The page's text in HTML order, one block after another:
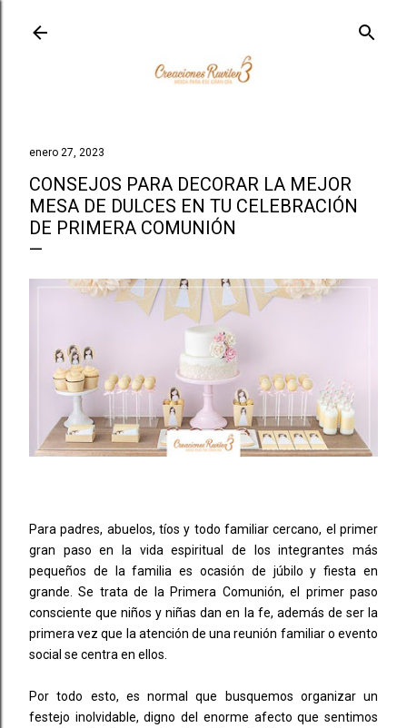
enero 27, 2023
CONSEJOS PARA DECORAR LA MEJOR
MESA DE DULCES EN TU CELEBRACIÓN
DE PRIMERA COMUNIÓN
Para padres, abuelos, tíos y todo familiar cercano, el primer
gran paso en la vida espiritual de los integrantes más
pequeños de la familia es ocasión de júbilo y fiesta en
grande. Se trata de la Primera Comunión, el primer paso
consciente que niños y niñas dan en la fe, además de ser la
primera vez que la atención de una reunión familiar o evento
social se centra en ellos.
Por todo esto, es normal que busquemos organizar un
festejo inolvidable, digno del enorme afecto que sentimos